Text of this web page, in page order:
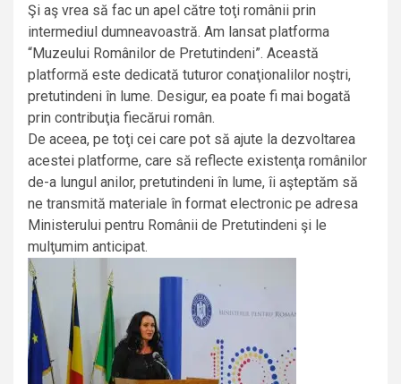
Şi aş vrea să fac un apel către toţi românii prin
intermediul dumneavoastră. Am lansat platforma
“Muzeului Românilor de Pretutindeni”. Această
platformă este dedicată tuturor conaţionalilor noştri,
pretutindeni în lume. Desigur, ea poate fi mai bogată
prin contribuţia fiecărui român.
De aceea, pe toţi cei care pot să ajute la dezvoltarea
acestei platforme, care să reflecte existenţa românilor
de-a lungul anilor, pretutindeni în lume, îi aşteptăm să
ne transmită materiale în format electronic pe adresa
Ministerului pentru Românii de Pretutindeni şi le
mulţumim anticipat.